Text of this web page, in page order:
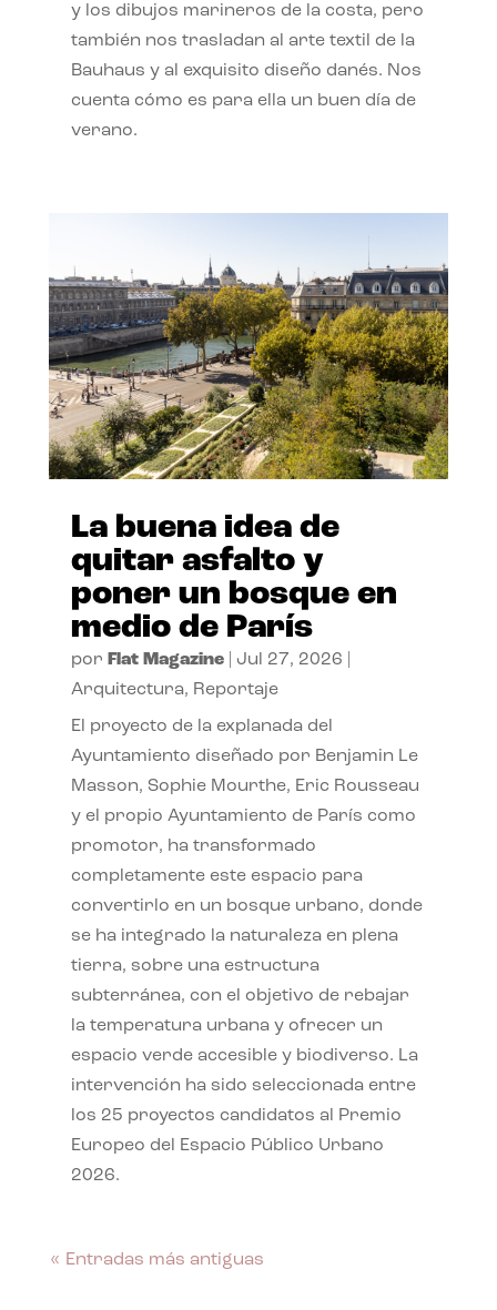
y los dibujos marineros de la costa, pero
también nos trasladan al arte textil de la
Bauhaus y al exquisito diseño danés. Nos
cuenta cómo es para ella un buen día de
verano.
La buena idea de
quitar asfalto y
poner un bosque en
medio de París
por Flat Magazine| Jul 27, 2026
Arquitectura, Reportaje
El proyecto de la explanada del
Ayuntamiento diseñado por Benjamin Le
Masson, Sophie Mourthe, Eric Rousseau
y el propio Ayuntamiento de París como
promotor, ha transformado
completamente este espacio para
convertirlo en un bosque urbano, donde
se ha integrado la naturaleza en plena
tierra, sobre una estructura
subterránea, con el objetivo de rebajar
la temperatura urbana y ofrecer un
espacio verde accesible y biodiverso. La
intervención ha sido seleccionada entre
los 25 proyectos candidatos al Premio
Europeo del Espacio Público Urbano
2026.
« Entradas más antiguas